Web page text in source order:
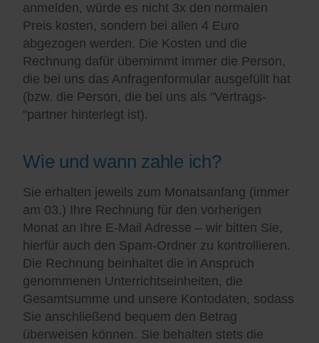
anmelden, würde es nicht 3x den normalen
Preis kosten, sondern bei allen 4 Euro
abgezogen werden. Die Kosten und die
Rechnung dafür übernimmt immer die Person,
die bei uns das Anfragenformular ausgefüllt hat
(bzw. die Person, die bei uns als "Vertrags-
"partner hinterlegt ist).
Wie und wann zahle ich?
Sie erhalten jeweils zum Monatsanfang (immer
am 03.) Ihre Rechnung für den vorherigen
Monat an Ihre E-Mail Adresse – wir bitten Sie,
hierfür auch den Spam-Ordner zu kontrollieren.
Die Rechnung beinhaltet die in Anspruch
genommenen Unterrichtseinheiten, die
Gesamtsumme und unsere Kontodaten, sodass
Sie anschließend bequem den Betrag
überweisen können. Sie behalten stets die